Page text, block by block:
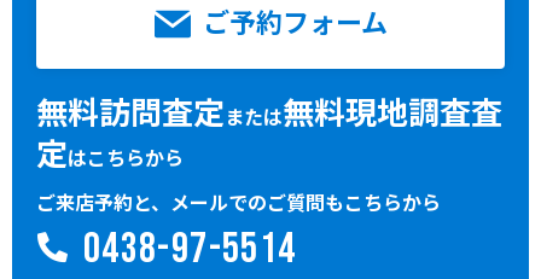
ご予約フォーム
無料訪問査定または無料現地調査査
定はこちらから
ご来店予約と、メールでのご質問もこちらから
0438-97-5514